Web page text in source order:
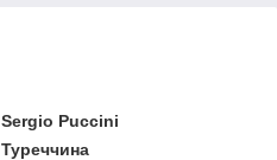
Sergio Puccini
Туреччина